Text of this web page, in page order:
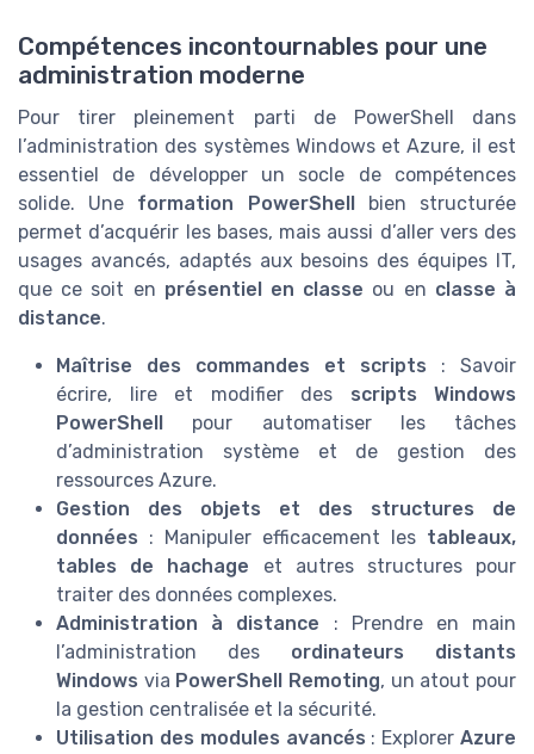
Compétences incontournables pour une
administration moderne
Pour tirer pleinement parti de PowerShell dans
l’administration des systèmes Windows et Azure, il est
essentiel de développer un socle de compétences
solide. Une formation PowerShellbien structurée
permet d’acquérir les bases, mais aussi d’aller vers des
usages avancés, adaptés aux besoins des équipes IT,
que ce soit en présentiel en classe ou en classe à
distance.
Maîtrise des commandes et scripts : Savoir
écrire, lire et modifier des scripts Windows
PowerShell pour automatiser les tâches
d’administration système et de gestion des
ressources Azure.
Gestion des objets et des structures de
données : Manipuler efficacement les tableaux,
tables de hachage et autres structures pour
traiter des données complexes.
Administration à distance : Prendre en main
l’administration des ordinateurs distants
Windows via PowerShell Remoting, un atout pour
la gestion centralisée et la sécurité.
Utilisation des modules avancés : Explorer Azure